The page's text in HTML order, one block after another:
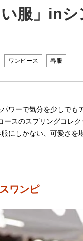
い服」in
ワンピース 春服
ワーで気分を少しでも
ースのスプリングコレ
にしかない、可愛さを
ワンピ